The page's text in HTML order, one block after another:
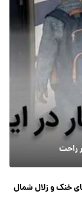
راحت
خنک و زلال شمال